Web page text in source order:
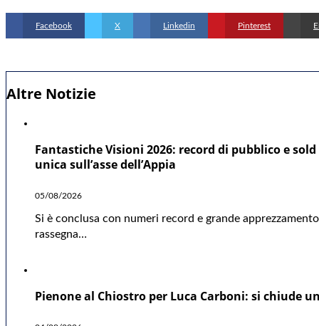
Altre Notizie
Fantastiche Visioni 2026: record di pubblico e
unica sull’asse dell’Appia
05/08/2026
Si è conclusa con numeri record e grande
rassegna…
Pienone al Chiostro per Luca Carboni: si chiude
Facebook X Linkedin Pinterest